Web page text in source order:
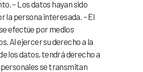
– Los datos hayan sido
la persona interesada. – El
efectúe por medios
Al ejercer su derecho a la
los datos, tendrá derecho a
se transmitan